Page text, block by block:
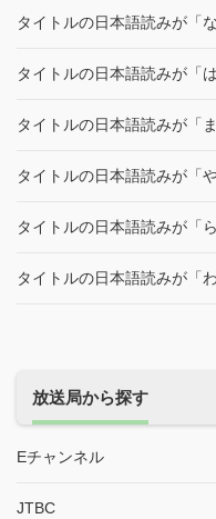
タイトルの日本語読みが「
タイトルの日本語読みが「
タイトルの日本語読みが「
タイトルの日本語読みが「
タイトルの日本語読みが「
タイトルの日本語読みが「
放送局から探す
Eチャンネル
JTBC